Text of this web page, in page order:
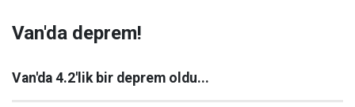
Van'da deprem!
Van'da 4.2'lik bir deprem oldu...